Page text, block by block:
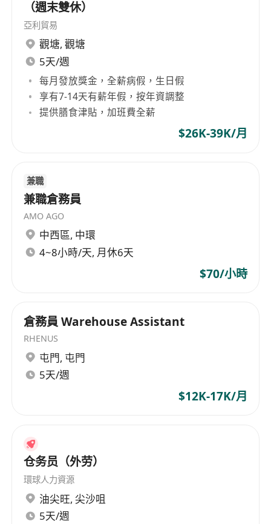
（週末雙休）
亞利貿易
觀塘, 觀塘
5天/週
每月發放獎金，全薪病假，生日假
享有7-14天有薪年假，按年資調整
提供膳食津貼，加班費全薪
$26K-39K/月
兼職
兼職倉務員
AMO AGO
中西區, 中環
4~8小時/天, 月休6天
$70/小時
倉務員 Warehouse Assistant
RHENUS
屯門, 屯門
5天/週
$12K-17K/月
仓务员（外劳）
環球人力資源
油尖旺, 尖沙咀
5天/週